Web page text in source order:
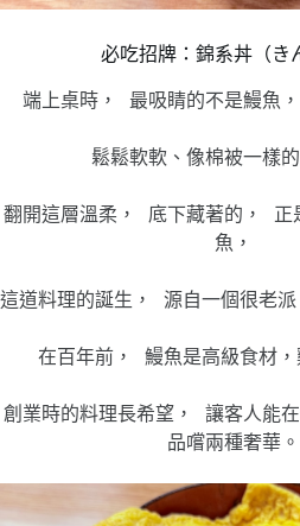
必吃招牌：錦系丼（き
端上桌時， 最吸睛的不是鰻魚
鬆鬆軟軟、像棉被一樣的
翻開這層溫柔， 底下藏著的， 正
魚，
這道料理的誕生， 源自一個很老派
在百年前， 鰻魚是高級食材，
創業時的料理長希望， 讓客人能
品嚐兩種奢華。